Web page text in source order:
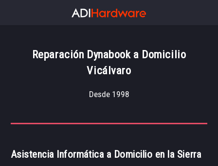
Reparación Dynabook a Domicilio
Vicálvaro
Desde 1998
Asistencia Informática a Domicilio en la Sierra